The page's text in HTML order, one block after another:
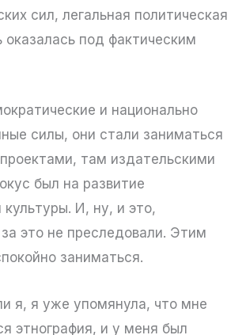
сил, легальная политическая
оказалась под фактическим
и национально
силы, они стали заниматься
там издательскими
был на развитие
культуры. И, ну, и это,
это не преследовали. Этим
заниматься.
я, я уже упомянула, что мне
этнография, и у меня был